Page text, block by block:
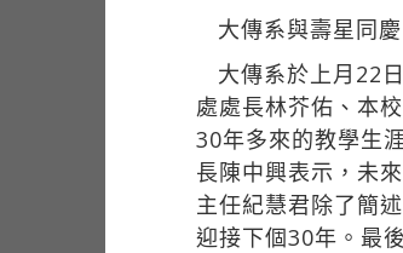
大傳系與壽星同慶
大傳系於上月22
處處長林芥佑、本
30年多來的教學生
長陳中興表示，未
主任紀慧君除了簡
迎接下個30年。最